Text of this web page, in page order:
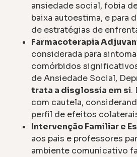
ansiedade social, fobia
baixa autoestima, e para
de estratégias de
Farmacoterapia
considerada para
comórbidos
de Ansiedade Social,
trata a disglossia em si.
com cautela,
perfil de efeitos
Intervenção Familiar e
aos pais e professores
ambiente comunicativo